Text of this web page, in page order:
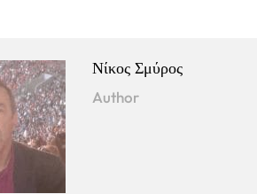
Νίκος Σμύρος
Author